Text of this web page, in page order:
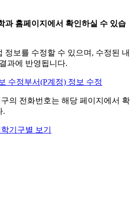
과 홈페이지에서 확인하실 수 있습
정보를 수정할 수 있으며, 수정된 내
과에 반영됩니다.
수정부서(P계정) 정보 수정
의 전화번호는 해당 페이지에서 확
.
기구별 보기